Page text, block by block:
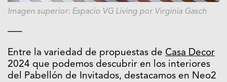
Imagen superior: Espacio VG Living por Virginia Gasch
—–
Entre la variedad de propuestas de Casa Decor
2024 que podemos descubrir en los interiores
del Pabellón de Invitados, destacamos en Neo2